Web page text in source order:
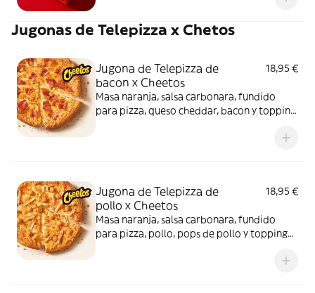
Jugonas de Telepizza x Chetos
Jugona de Telepizza de
bacon x Cheetos
18,95 €
Masa naranja, salsa carbonara, fundido
para pizza, queso cheddar, bacon y topping
Jugona de Telepizza de
pollo x Cheetos
18,95 €
Masa naranja, salsa carbonara, fundido
para pizza, pollo, pops de pollo y topping